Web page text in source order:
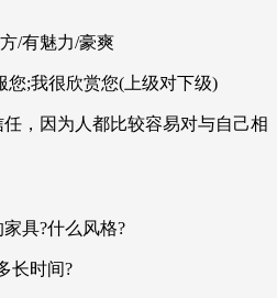
/有魅力/豪爽
您;我很欣赏您(上级对下级)
，因为人都比较容易对与自己相
具?什么风格?
长时间?